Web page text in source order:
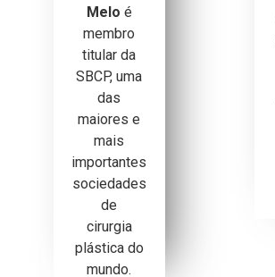
Melo é
membro
titular da
SBCP, uma
das
maiores e
mais
importantes
sociedades
de
cirurgia
plástica do
mundo.